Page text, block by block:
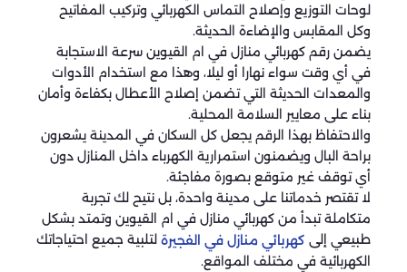
لوحات التوزيع وإصلاح التماس الكهربائي وتركيب المفاتيح
وكل المقابس والإضاءة الحديثة.
يضمن رقم كهربائي منازل في ام القيوين سرعة الاستجابة
في أي وقت سواء نهارا أو ليلا، وهذا مع استخدام الأدوات
والمعدات الحديثة التي تضمن إصلاح الأعطال بكفاءة وأمان
بناء على معايير السلامة المحلية.
والاحتفاظ بهذا الرقم يجعل كل السكان في المدينة يشعرون
براحة البال ويضمنون استمرارية الكهرباء داخل المنازل دون
أي توقف غير متوقع بصورة مفاجئة.
لا تقتصر خدماتنا على مدينة واحدة، بل نتيح لك تجربة
متكاملة تبدأ من كهربائي منازل في ام القيوين وتمتد بشكل
طبيعي إلى كهربائي منازل في الفجيرة لتلبية جميع احتياجاتك
الكهربائية في مختلف المواقع.